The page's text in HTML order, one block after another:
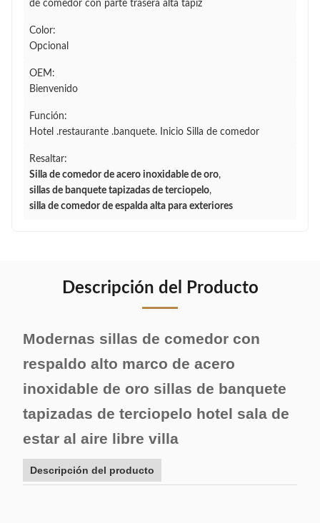
de comedor con parte trasera alta tapiz
Color:
Opcional
OEM:
Bienvenido
Función:
Hotel .restaurante .banquete. Inicio Silla de comedor
Resaltar:
Silla de comedor de acero inoxidable de oro,
sillas de banquete tapizadas de terciopelo,
silla de comedor de espalda alta para exteriores
Descripción del Producto
Modernas sillas de comedor con
respaldo alto marco de acero
inoxidable de oro sillas de banquete
tapizadas de terciopelo hotel sala de
estar al aire libre villa
Descripción del producto